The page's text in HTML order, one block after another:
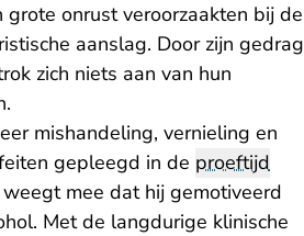
onrust veroorzaakten bij de
aanslag. Door zijn gedrag
zich niets aan van hun
mishandeling, vernieling en
gepleegd in de proeftijd
mee dat hij gemotiveerd
Met de langdurige klinische